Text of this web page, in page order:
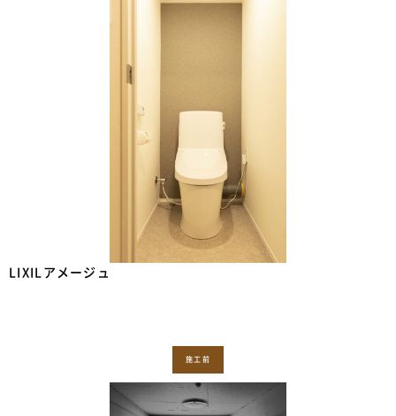
LIXILアメージュ
施工前